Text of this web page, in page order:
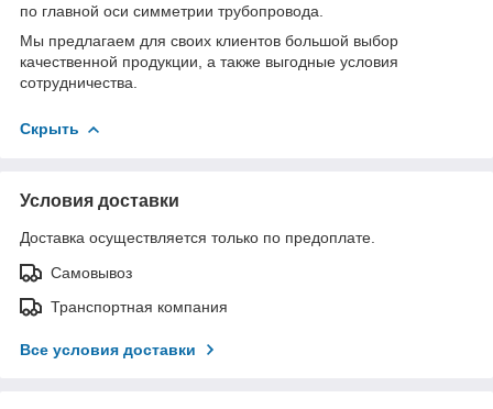
по главной оси симметрии трубопровода.
Мы предлагаем для своих клиентов большой выбор
качественной продукции, а также выгодные условия
сотрудничества.
Скрыть
Условия доставки
Доставка осуществляется только по предоплате.
Самовывоз
Транспортная компания
Все условия доставки